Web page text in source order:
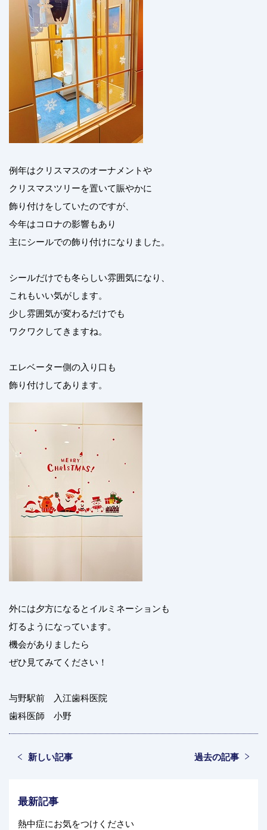
例年はクリスマスのオーナメントや
クリスマスツリーを置いて賑やかに
飾り付けをしていたのですが、
今年はコロナの影響もあり
主にシールでの飾り付けになりました。
シールだけでも冬らしい雰囲気になり、
これもいい気がします。
少し雰囲気が変わるだけでも
ワクワクしてきますね。
エレベーター側の入り口も
飾り付けしてあります。
外には夕方になるとイルミネーションも
灯るようになっています。
機会がありましたら
ぜひ見てみてください！
与野駅前 入江歯科医院
歯科医師 小野
新しい記事 過去の記事
最新記事
熱中症にお気をつけください